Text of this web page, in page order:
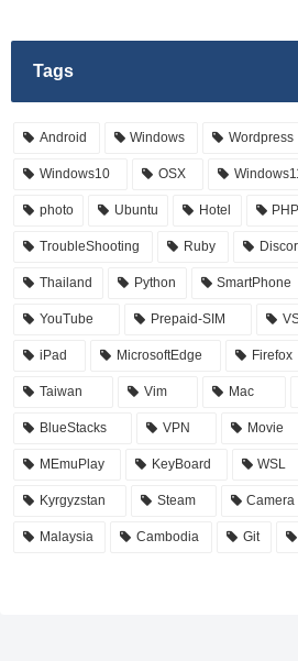
Tags
Android Windows Wordpress
Windows10 OSX
photo Ubuntu Hotel PHP
TroubleShooting Ruby
Thailand Python SmartPhone
YouTube Prepaid-SIM
iPad MicrosoftEdge Firefox
Taiwan Vim Mac
BlueStacks VPN Movie
MEmuPlay KeyBoard WSL
Kyrgyzstan Steam Camera
Malaysia Cambodia Git